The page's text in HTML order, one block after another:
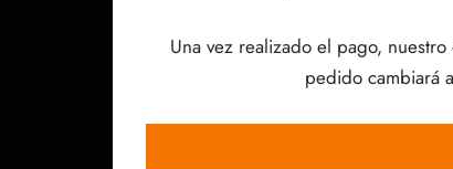
Una vez realizado el pago,
pedido cambiará